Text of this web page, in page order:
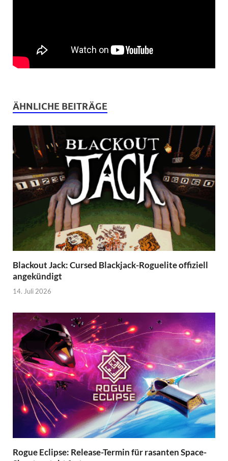
ÄHNLICHE BEITRÄGE
Blackout Jack: Cursed Blackjack-Roguelite offiziell
angekündigt
14. Juli 2026
Rogue Eclipse: Release-Termin für rasanten Space-